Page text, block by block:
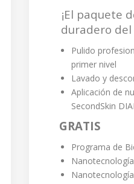
¡El paquete
duradero
Pulido
primer nivel
Lavado y
Aplicación de
SecondSkin
GRATIS
Programa de